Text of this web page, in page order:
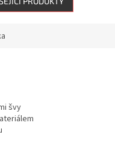
švy